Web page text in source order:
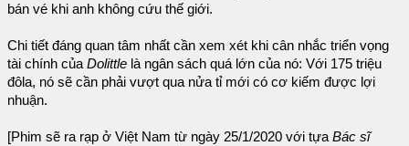
bán vé khi anh không cứu thế giới.
Chi tiết đáng quan tâm nhất cần xem xét khi cân nhắc triển vọng
tài chính củaDolittle là ngân sách quá lớn của nó: Với 175 triệu
đôla, nó sẽ cần phải vượt qua nửa tỉ mới có cơ kiếm được lợi
nhuận.
[Phim sẽ ra rạp ở Việt Nam từ ngày 25/1/2020 với tựaBác sĩ